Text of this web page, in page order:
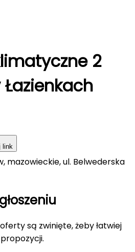
2
link
mazowieckie, ul. Belwederska
są zwinięte, żeby łatwiej